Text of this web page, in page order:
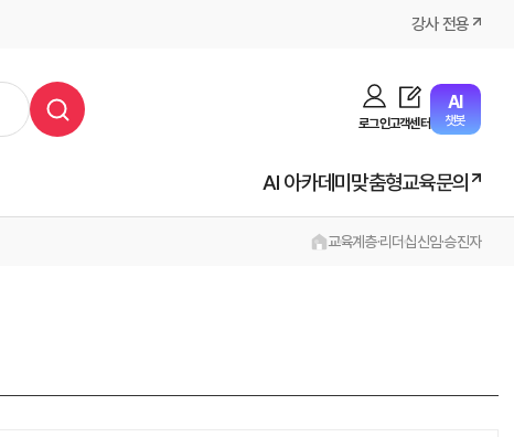
강사 전용
로그인고객센터
AI
챗봇
AI 아카데미맞춤형교육문의
교육계층·리더십신임·승진자